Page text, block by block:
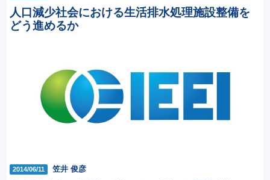
人口減少社会における生活排水処理施設整備を
どう進めるか
2014/06/11 笠井 俊彦